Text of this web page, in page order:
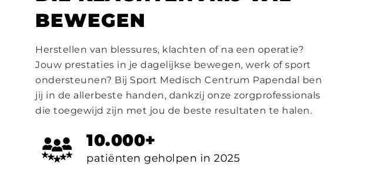
BEWEGEN
Herstellen van blessures, klachten of na een operatie?
Jouw prestaties in je dagelijkse bewegen, werk of sport
ondersteunen? Bij Sport Medisch Centrum Papendal ben
jij in de allerbeste handen, dankzij onze zorgprofessionals
die toegewijd zijn met jou de beste resultaten te halen.
10.000+
patiënten geholpen in 2025